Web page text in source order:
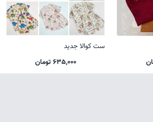
ست کوالا جدید
635,000 تومان